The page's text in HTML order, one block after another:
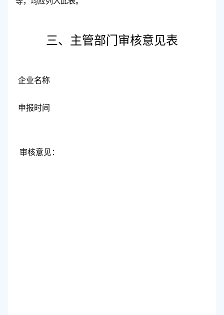
三、主管部门审核意见表
企业名称
申报时间
审核意见：